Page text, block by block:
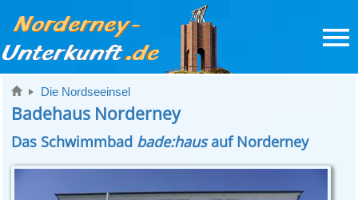
Die Nordseeinsel
Badehaus Norderney
Das Schwimmbad bade:hausauf Norderney